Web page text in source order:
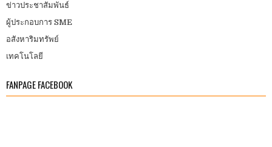
ข่าวประชาสัมพันธ์
ผู้ประกอบการ SME
อสังหาริมทรัพย์
เทคโนโลยี
FANPAGE FACEBOOK